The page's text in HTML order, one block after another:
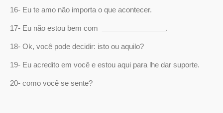
16- Eu te amo não importa o que acontecer.
17- Eu não estou bem com ________________.
18- Ok, você pode decidir: isto ou aquilo?
19- Eu acredito em você e estou aqui para lhe dar suporte.
20- como você se sente?